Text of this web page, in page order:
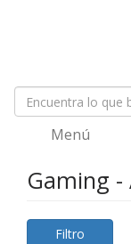
Menú
Gaming
Filtro